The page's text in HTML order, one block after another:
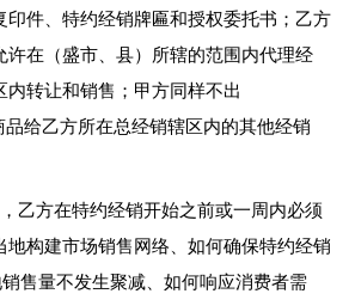
印件、特约经销牌匾和授权委托书；乙方
许在（盛市、县）所辖的范围内代理经
内转让和销售；甲方同样不出
品给乙方所在总经销辖区内的其他经销
乙方在特约经销开始之前或一周内必须
地构建市场销售网络、如何确保特约经销
售量不发生聚减、如何响应消费者需